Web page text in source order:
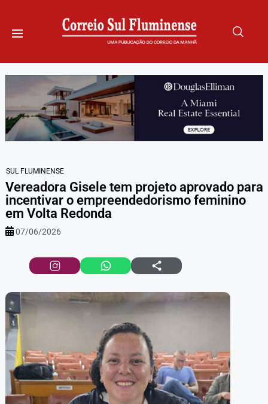
SUL FLUMINENSE
Vereadora Gisele tem projeto aprovado para
incentivar o empreendedorismo feminino
em Volta Redonda
07/06/2026